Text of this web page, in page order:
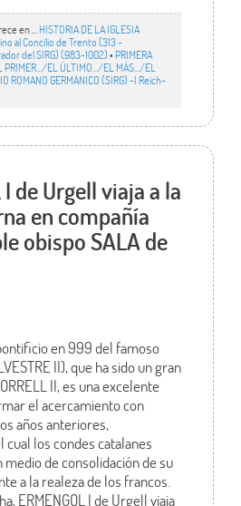
en ... HISTORIA DE LA IGLESIA
al Concilio de Trento (313 -
del SIRG) (983-1002)• PRIMERA
EL ÚLTIMO…/EL MÁS…/EL
ROMANO GERMÁNICO (SIRG) -I Reich-
I de Urgell viaja a la
en compañía
obispo SALA de
en 999 del famoso
II), que ha sido un gran
II, es una excelente
el acercamiento con
años anteriores,
los condes catalanes
medio de consolidación de su
a la realeza de los francos.
ERMENGOL I de Urgell viaja